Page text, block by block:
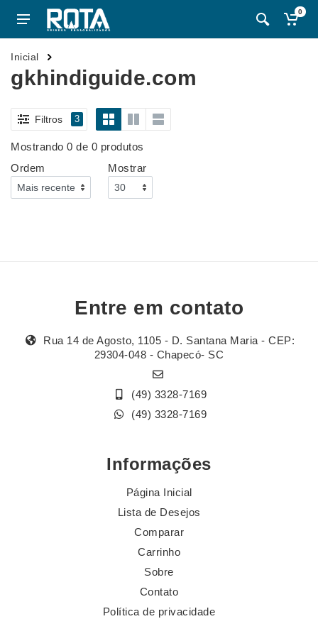
0
Inicial
gkhindiguide.com
Filtros 3
Mostrando 0 de 0 produtos
Ordem
Mostrar
Entre em contato
Rua 14 de Agosto, 1105 - D. Santana Maria - CEP:
29304-048 - Chapecó- SC
(49) 3328-7169
(49) 3328-7169
Informações
Página Inicial
Lista de Desejos
Comparar
Carrinho
Sobre
Contato
Política de privacidade